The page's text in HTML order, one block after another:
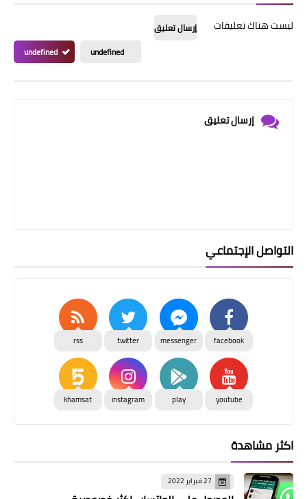
ليست هناك تعليقات
إرسال تعليق
undefined
undefined
إرسال تعليق
التواصل الإجتماعي
facebook
messenger
twitter
rss
youtube
play
instagram
khamsat
اكثر مشاهدة
27 فبراير 2022